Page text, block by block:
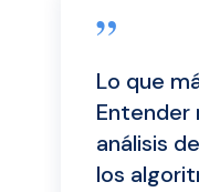
”
Lo que
Entender
análisis
los